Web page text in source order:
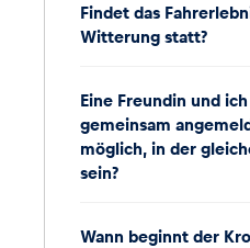
Findet das
Witterung statt?
Eine Freundin und
gemeinsam
möglich, in der
sein?
Wann beginnt der